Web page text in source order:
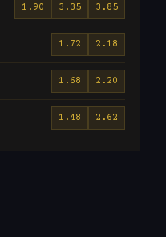
1.90 3.35 3.85
1.72 2.18
1.68 2.20
1.48 2.62